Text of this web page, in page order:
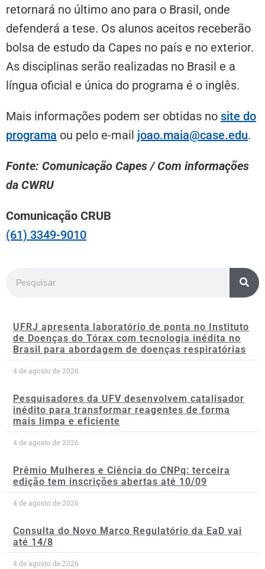
retornará no último ano para o Brasil, onde
defenderá a tese. Os alunos aceitos receberão
bolsa de estudo da Capes no país e no exterior.
As disciplinas serão realizadas no Brasil e a
língua oficial e única do programa é o inglês.
Mais informações podem ser obtidas no site do
programa ou pelo e-mail joao.maia@case.edu.
Fonte: Comunicação Capes / Com informações
da CWRU
Comunicação CRUB
(61) 3349-9010
UFRJ apresenta laboratório de ponta no Instituto
de Doenças do Tórax com tecnologia inédita no
Brasil para abordagem de doenças respiratórias
4 de agosto de 2026
Pesquisadores da UFV desenvolvem catalisador
inédito para transformar reagentes de forma
mais limpa e eficiente
4 de agosto de 2026
Prêmio Mulheres e Ciência do CNPq: terceira
edição tem inscrições abertas até 10/09
4 de agosto de 2026
Consulta do Novo Marco Regulatório da EaD vai
até 14/8
4 de agosto de 2026